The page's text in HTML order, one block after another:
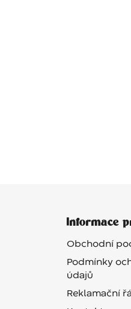
Informace
Obchodní
Podmínky
údajů
Reklamační